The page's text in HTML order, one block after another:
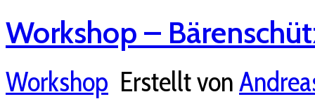
Workshop –
Workshop Erstellt von